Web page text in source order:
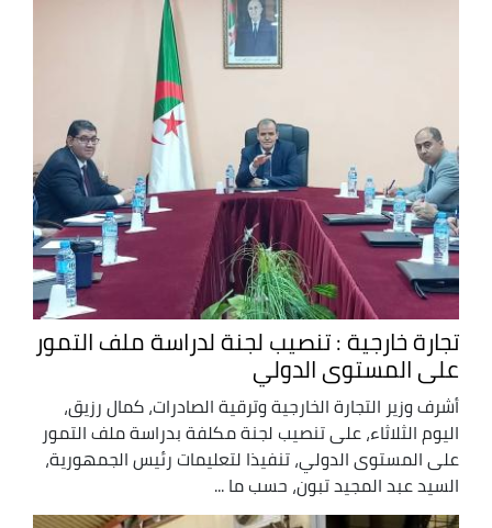
تجارة خارجية : تنصيب لجنة لدراسة ملف التمور
على المستوى الدولي
أشرف وزير التجارة الخارجية وترقية الصادرات، كمال رزيق،
اليوم الثلاثاء، على تنصيب لجنة مكلفة بدراسة ملف التمور
على المستوى الدولي، تنفيذا لتعليمات رئيس الجمهورية،
السيد عبد المجيد تبون، حسب ما ...